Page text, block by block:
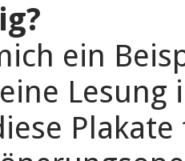
ein
Lesung